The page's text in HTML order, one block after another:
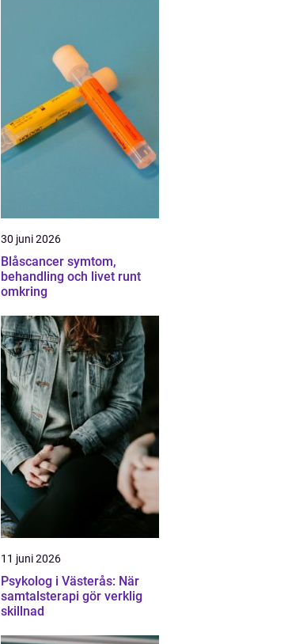
30 juni 2026
Blåscancer symtom,
behandling och livet runt
omkring
11 juni 2026
Psykolog i Västerås: När
samtalsterapi gör verklig
skillnad